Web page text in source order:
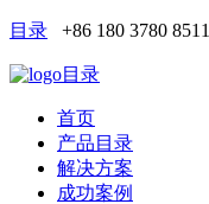
目录 +86 180 3780 8511
目录
首页
产品目录
解决方案
成功案例